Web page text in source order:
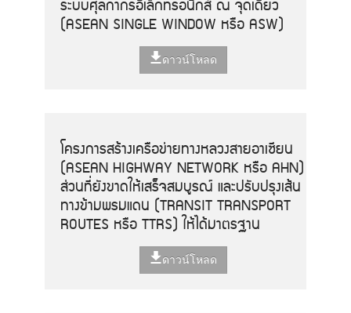
ระบบศุลกากรอิเล็กทรอนิกส์ ณ จุดเดียว
(ASEAN SINGLE WINDOW หรือ ASW)
ดาวน์โหลด
โครงการสร้างเครือข่ายทางหลวงสายอาเซียน
(ASEAN HIGHWAY NETWORK หรือ AHN)
ส่วนที่ยังขาดให้เสร็จสมบูรณ์ และปรับปรุงเส้น
ทางข้ามพรมแดน (TRANSIT TRANSPORT
ROUTES หรือ TTRS) ให้ได้มาตรฐาน
ดาวน์โหลด